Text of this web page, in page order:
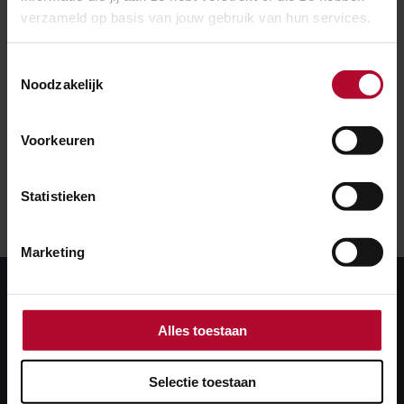
verzameld op basis van jouw gebruik van hun services.
Noodzakelijk
Voorkeuren
Statistieken
Marketing
Alles toestaan
Selectie toestaan